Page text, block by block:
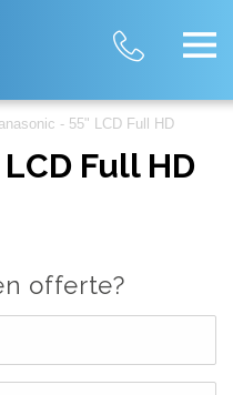
- 55" LCD Full HD
Full HD
offerte?